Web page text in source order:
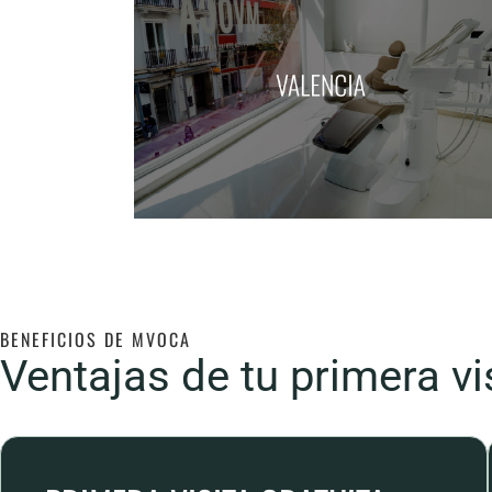
BENEFICIOS DE MVOCA
Ventajas de tu primera